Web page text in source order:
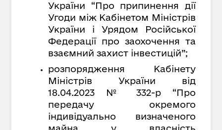
України “Про припинення дії
Угоди між Кабінетом Міністрів
України і Урядом Російської
Федерації про заохочення та
взаємний захист інвестицій”;
розпорядження Кабінету
Міністрів України від
18.04.2023 № 332-р “Про
передачу окремого
індивідуально визначеного
майна у власність